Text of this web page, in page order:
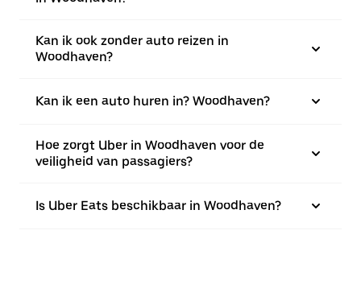
Kan ik ook zonder auto reizen in
Woodhaven?
Kan ik een auto huren in? Woodhaven?
Hoe zorgt Uber in Woodhaven voor de
veiligheid van passagiers?
Is Uber Eats beschikbaar in Woodhaven?